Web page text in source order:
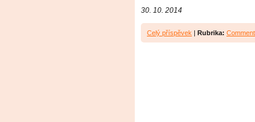
30. 10. 2014
Celý příspěvek | Rubrika: